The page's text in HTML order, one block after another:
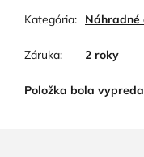
Kategória:
Záruka: 2 roky
Položka bola